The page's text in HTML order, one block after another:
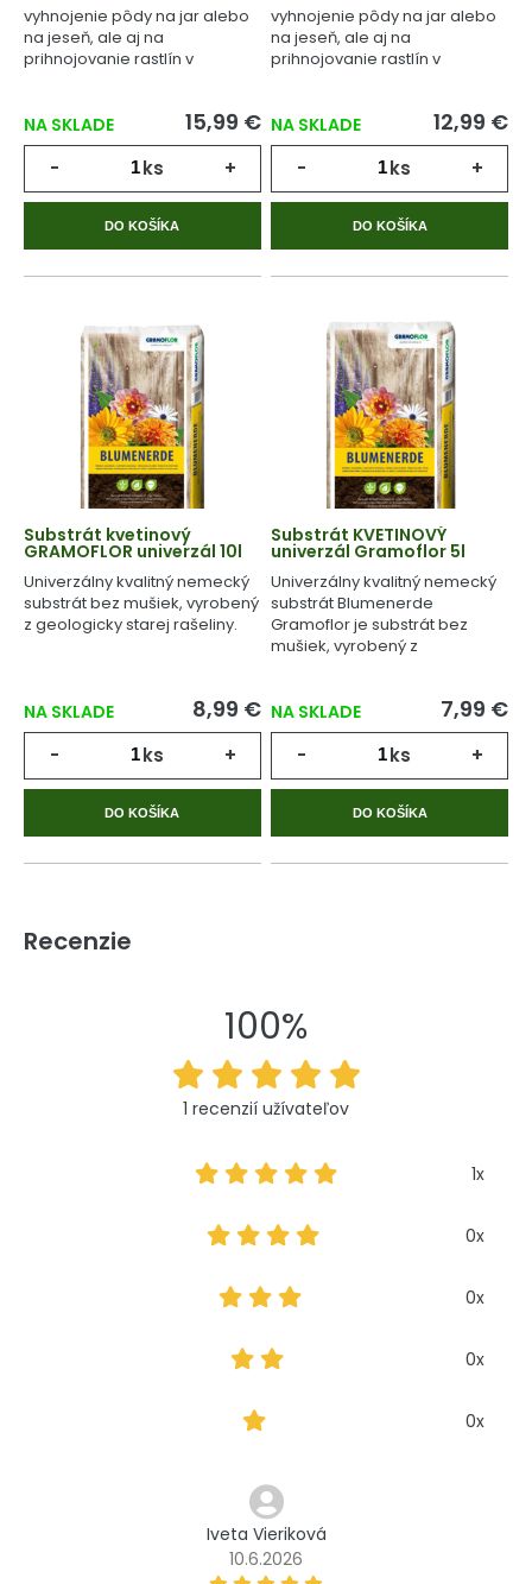
vyhnojenie pôdy na jar alebo
na jeseň, ale aj na
prihnojovanie rastlín v
NA SKLADE 15,99 €
- ks +
DO KOŠÍKA
vyhnojenie pôdy na jar alebo
na jeseň, ale aj na
prihnojovanie rastlín v
NA SKLADE 12,99 €
- ks +
DO KOŠÍKA
Substrát kvetinový
GRAMOFLOR univerzál 10l
Univerzálny kvalitný nemecký
substrát bez mušiek, vyrobený
z geologicky starej rašeliny.
NA SKLADE 8,99 €
- ks +
DO KOŠÍKA
Substrát KVETINOVÝ
univerzál Gramoflor 5l
Univerzálny kvalitný nemecký
substrát Blumenerde
Gramoflor je substrát bez
mušiek, vyrobený z
NA SKLADE 7,99 €
- ks +
DO KOŠÍKA
Recenzie
100%
1 recenzií užívateľov
1x
0x
0x
0x
0x
Iveta Vieriková
10.6.2026